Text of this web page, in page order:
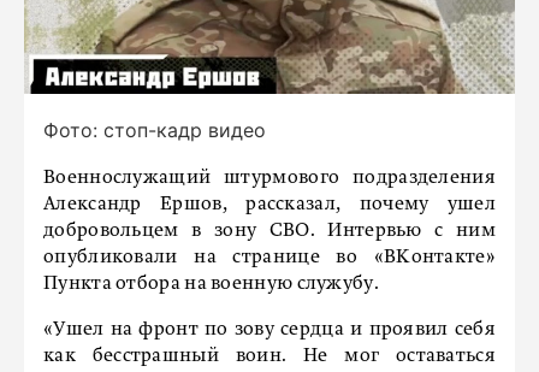
Фото: стоп-кадр видео
Военнослужащий штурмового подразделения
Александр Ершов, рассказал, почему ушел
добровольцем в зону СВО. Интервью с ним
опубликовали на странице во «ВКонтакте»
Пункта отбора на военную служубу.
«Ушел на фронт по зову сердца и проявил себя
как бесстрашный воин. Не мог оставаться